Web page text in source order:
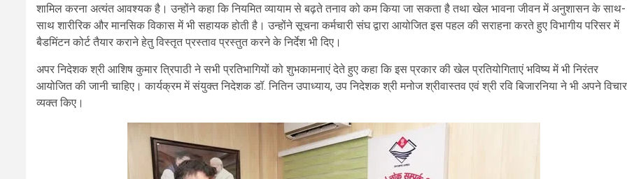
शामिल करना अत्यंत आवश्यक है। उन्होंने कहा कि नियमित व्यायाम से बढ़ते तनाव को कम किया जा सकता है तथा खेल भावना जीवन में अनुशासन के साथ-
साथ शारीरिक और मानसिक विकास में भी सहायक होती है। उन्होंने सूचना कर्मचारी संघ द्वारा आयोजित इस पहल की सराहना करते हुए विभागीय परिसर में
बैडमिंटन कोर्ट तैयार कराने हेतु विस्तृत प्रस्ताव प्रस्तुत करने के निर्देश भी दिए।
अपर निदेशक श्री आशिष कुमार त्रिपाठी ने सभी प्रतिभागियों को शुभकामनाएं देते हुए कहा कि इस प्रकार की खेल प्रतियोगिताएं भविष्य में भी निरंतर
आयोजित की जानी चाहिए। कार्यक्रम में संयुक्त निदेशक डॉ. नितिन उपाध्याय, उप निदेशक श्री मनोज श्रीवास्तव एवं श्री रवि बिजारनिया ने भी अपने विचार
व्यक्त किए।